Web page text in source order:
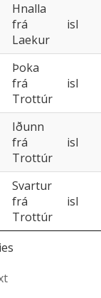
Hnalla
frá
Laekur
isl
Þoka
frá
Trottúr
isl
Iðunn
frá
Trottúr
isl
Svartur
frá
Trottúr
isl